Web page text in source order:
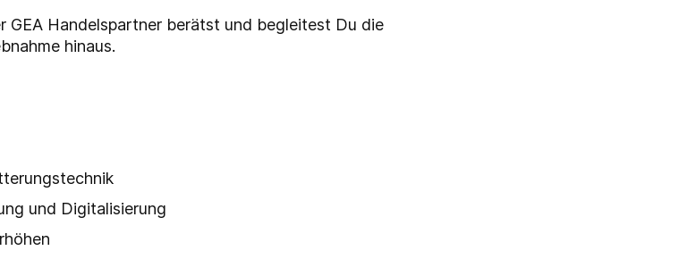
Handelspartner berätst und begleitest Du die
hinaus.
und Digitalisierung